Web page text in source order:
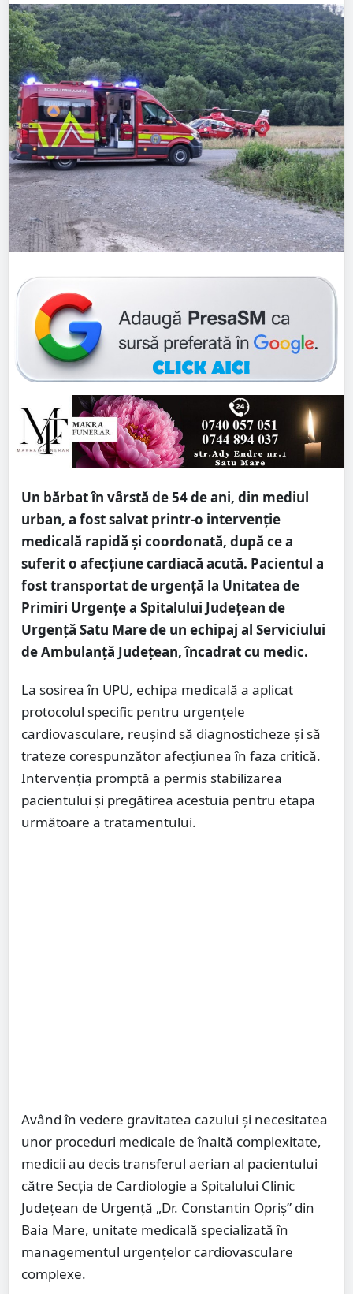
Un bărbat în vârstă de 54 de ani, din mediul
urban, a fost salvat printr-o intervenție
medicală rapidă și coordonată, după ce a
suferit o afecțiune cardiacă acută. Pacientul a
fost transportat de urgență la Unitatea de
Primiri Urgențe a Spitalului Județean de
Urgență Satu Mare de un echipaj al Serviciului
de Ambulanță Județean, încadrat cu medic.
La sosirea în UPU, echipa medicală a aplicat
protocolul specific pentru urgențele
cardiovasculare, reușind să diagnosticheze și să
trateze corespunzător afecțiunea în faza critică.
Intervenția promptă a permis stabilizarea
pacientului și pregătirea acestuia pentru etapa
următoare a tratamentului.
Având în vedere gravitatea cazului și necesitatea
unor proceduri medicale de înaltă complexitate,
medicii au decis transferul aerian al pacientului
către Secția de Cardiologie a Spitalului Clinic
Județean de Urgență „Dr. Constantin Opriș” din
Baia Mare, unitate medicală specializată în
managementul urgențelor cardiovasculare
complexe.